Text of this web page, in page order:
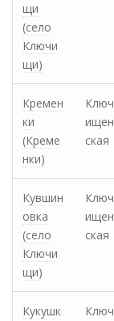
щи
(cело
Ключи
щи)
Кремен
ки
(Креме
нки)
Ключ
ищен
ская
Кувшин
овка
(cело
Ключи
щи)
Ключ
ищен
ская
Кукушк
Ключ